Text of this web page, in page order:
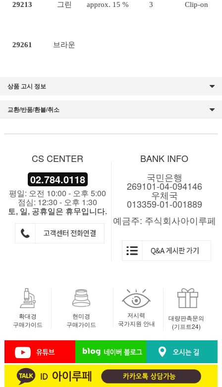
29213 그린 approx. 15 % 3 Clip-on
29261 브라운
상품 고시 정보
교환/반품/환불/취소
CS CENTER
02.784.0118
평일: 오전 10:00 - 오후 5:00
점심: 12:30 - 오후 1:30
토, 일, 공휴일은 휴무입니다.
BANK INFO
국민은행
269101-04-094146
우체국
013359-01-001889
예금주: 주식회사아이루페
확대경
구매가이드
현미경
구매가이드
저시력
국가지원 안내
대량판촉문의
(기프트24)